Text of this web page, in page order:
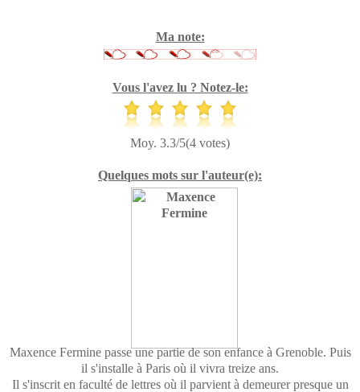
Ma note:
Vous l'avez lu ? Notez-le:
Moy. 3.3/5(4 votes)
Quelques mots sur l'auteur(e):
Maxence Fermine passe une partie de son enfance à Grenoble. Puis
il s'installe à Paris où il vivra treize ans.
Il s'inscrit en faculté de lettres où il parvient à demeurer presque un